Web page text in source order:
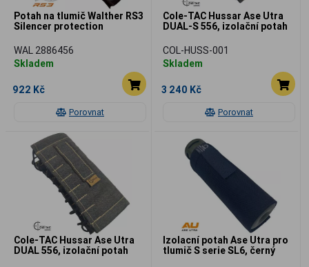
Porovnat
Potah na tlumič Walther RS3
Silencer protection
WAL 2886456
Skladem
922 Kč
Porovnat
Cole-TAC Hussar Ase Utra
DUAL-S 556, izolační potah
COL-HUSS-001
Skladem
3 240 Kč
Cole-TAC Hussar Ase Utra
DUAL 556, izolační potah
Izolacní potah Ase Utra pro
tlumič S serie SL6, černý